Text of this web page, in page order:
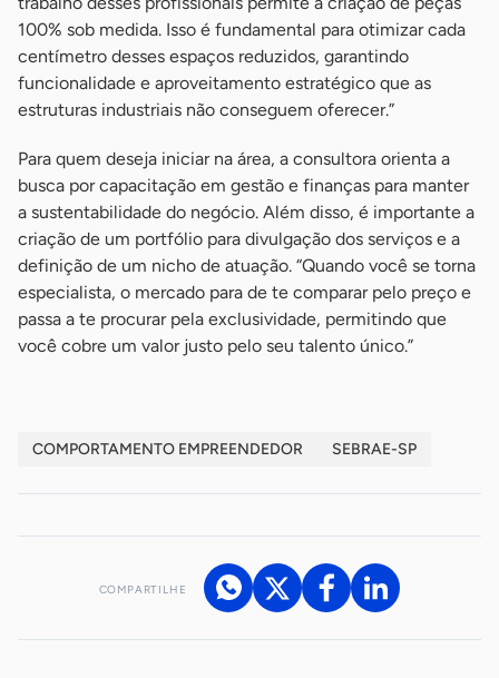
100% sob medida. Isso é fundamental para otimizar cada
centímetro desses espaços reduzidos, garantindo
funcionalidade e aproveitamento estratégico que as
estruturas industriais não conseguem oferecer.”
Para quem deseja iniciar na área, a consultora orienta a
busca por capacitação em gestão e finanças para manter
a sustentabilidade do negócio. Além disso, é importante a
criação de um portfólio para divulgação dos serviços e a
definição de um nicho de atuação. “Quando você se torna
especialista, o mercado para de te comparar pelo preço e
passa a te procurar pela exclusividade, permitindo que
você cobre um valor justo pelo seu talento único.”
COMPORTAMENTO EMPREENDEDOR SEBRAE-SP
COMPARTILHE